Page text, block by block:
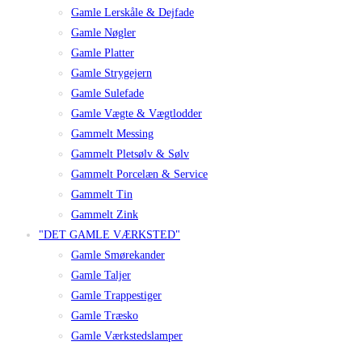
Gamle Lerskåle & Dejfade
Gamle Nøgler
Gamle Platter
Gamle Strygejern
Gamle Sulefade
Gamle Vægte & Vægtlodder
Gammelt Messing
Gammelt Pletsølv & Sølv
Gammelt Porcelæn & Service
Gammelt Tin
Gammelt Zink
"DET GAMLE VÆRKSTED"
Gamle Smørekander
Gamle Taljer
Gamle Trappestiger
Gamle Træsko
Gamle Værkstedslamper